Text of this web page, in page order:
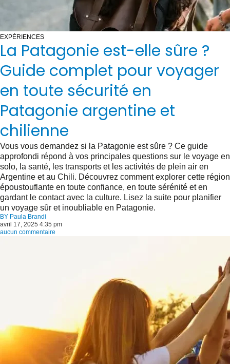
EXPÉRIENCES
La Patagonie est-elle sûre ?
Guide complet pour voyager
en toute sécurité en
Patagonie argentine et
chilienne
Vous vous demandez si la Patagonie est sûre ? Ce guide
approfondi répond à vos principales questions sur le voyage en
solo, la santé, les transports et les activités de plein air en
Argentine et au Chili. Découvrez comment explorer cette région
époustouflante en toute confiance, en toute sérénité et en
gardant le contact avec la culture. Lisez la suite pour planifier
un voyage sûr et inoubliable en Patagonie.
BY Paula Brandi
avril 17, 2025 4:35 pm
aucun commentaire